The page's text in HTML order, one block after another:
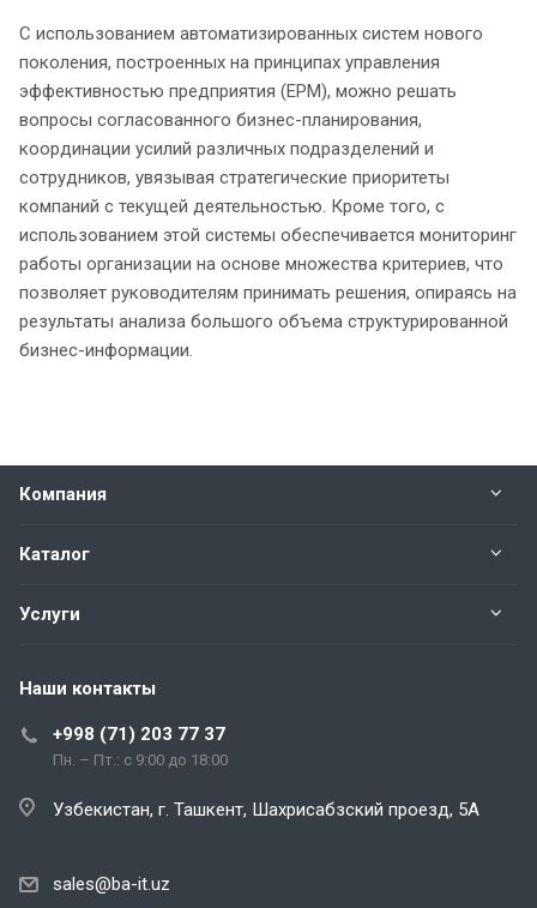
С использованием автоматизированных систем нового
поколения, построенных на принципах управления
эффективностью предприятия (EPM), можно решать
вопросы согласованного бизнес-планирования,
координации усилий различных подразделений и
сотрудников, увязывая стратегические приоритеты
компаний с текущей деятельностью. Кроме того, с
использованием этой системы обеспечивается мониторинг
работы организации на основе множества критериев, что
позволяет руководителям принимать решения, опираясь на
результаты анализа большого объема структурированной
бизнес-информации.
Компания
Каталог
Услуги
Наши контакты
+998 (71) 203 77 37
Пн. – Пт.: с 9:00 до 18:00
Узбекистан, г. Ташкент, Шахрисабзский проезд, 5А
sales@ba-it.uz